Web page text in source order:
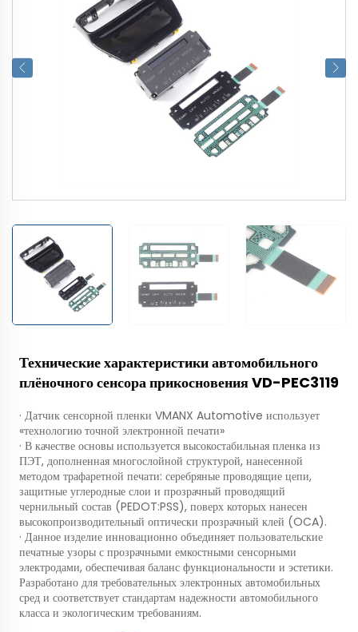
Технические характеристики автомобильного
плёночного сенсора прикосновения VD-PEC3119
· Датчик сенсорной пленки VMANX Automotive использует
«технологию точной электронной печати»
· В качестве основы используется высокостабильная пленка из
ПЭТ, дополненная многослойной структурой, нанесенной
методом трафаретной печати: серебряные проводящие цепи,
защитные углеродные слои и прозрачный проводящий
чернильный состав (PEDOT:PSS), поверх которых нанесен
высокопроизводительный оптически прозрачный клей (OCA).
· Данное изделие инновационно объединяет пользовательские
печатные узоры с прозрачными емкостными сенсорными
электродами, обеспечивая баланс функциональности и эстетики.
Разработано для требовательных электронных автомобильных
сред и соответствует стандартам надежности автомобильного
класса и экологическим требованиям.